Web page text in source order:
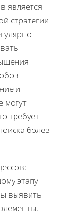
является
стратегии
и
могут
требует
более
этапу
выявить